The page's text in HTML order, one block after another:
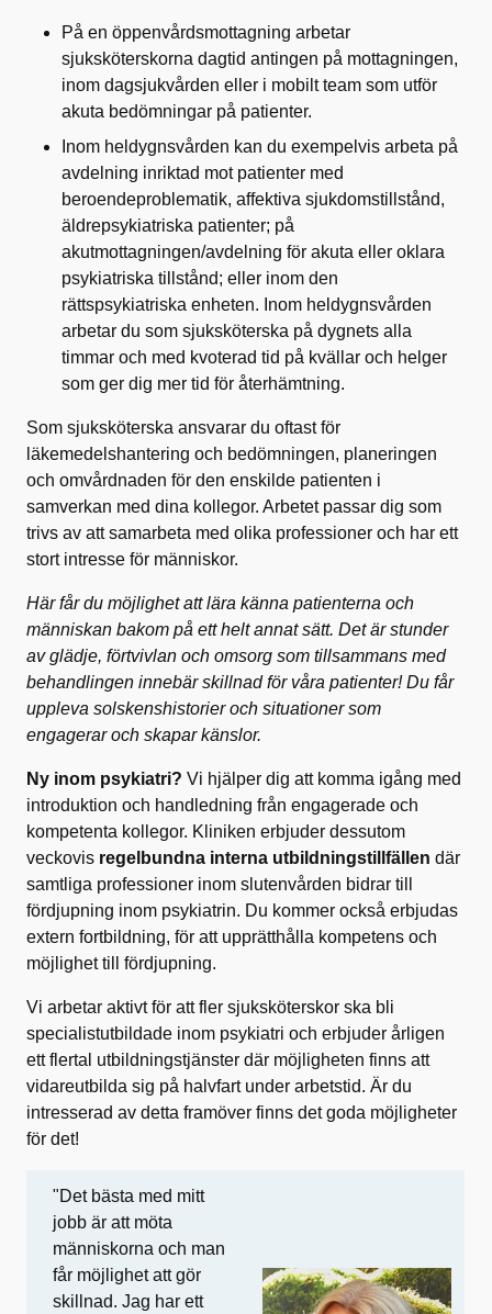
På en öppenvårdsmottagning arbetar
sjuksköterskorna dagtid antingen på mottagningen,
inom dagsjukvården eller i mobilt team som utför
akuta bedömningar på patienter.
Inom heldygnsvården kan du exempelvis arbeta på
avdelning inriktad mot patienter med
beroendeproblematik, affektiva sjukdomstillstånd,
äldrepsykiatriska patienter; på
akutmottagningen/avdelning för akuta eller oklara
psykiatriska tillstånd; eller inom den
rättspsykiatriska enheten. Inom heldygnsvården
arbetar du som sjuksköterska på dygnets alla
timmar och med kvoterad tid på kvällar och helger
som ger dig mer tid för återhämtning.
Som sjuksköterska ansvarar du oftast för
läkemedelshantering och bedömningen, planeringen
och omvårdnaden för den enskilde patienten i
samverkan med dina kollegor. Arbetet passar dig som
trivs av att samarbeta med olika professioner och har ett
stort intresse för människor.
Här får du möjlighet att lära känna patienterna och
människan bakom på ett helt annat sätt. Det är stunder
av glädje, förtvivlan och omsorg som tillsammans med
behandlingen innebär skillnad för våra patienter! Du får
uppleva solskenshistorier och situationer som
engagerar och skapar känslor.
Ny inom psykiatri? Vi hjälper dig att komma igång med
introduktion och handledning från engagerade och
kompetenta kollegor. Kliniken erbjuder dessutom
veckovis regelbundna interna utbildningstillfällen där
samtliga professioner inom slutenvården bidrar till
fördjupning inom psykiatrin. Du kommer också erbjudas
extern fortbildning, för att upprätthålla kompetens och
möjlighet till fördjupning.
Vi arbetar aktivt för att fler sjuksköterskor ska bli
specialistutbildade inom psykiatri och erbjuder årligen
ett flertal utbildningstjänster där möjligheten finns att
vidareutbilda sig på halvfart under arbetstid. Är du
intresserad av detta framöver finns det goda möjligheter
för det!
"Det bästa med mitt
jobb är att möta
människorna och man
får möjlighet att gör
skillnad. Jag har ett